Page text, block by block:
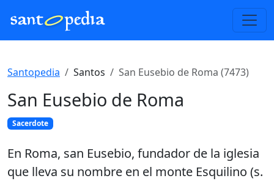
Santopedia Santos San Eusebio de Roma (7473)
San Eusebio de Roma
Sacerdote
En Roma, san Eusebio, fundador de la iglesia
que lleva su nombre en el monte Esquilino (s.